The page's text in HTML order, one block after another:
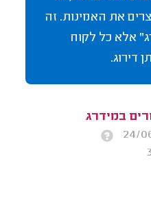
את האמינות. זה
אלא כל לקוח
דירוג.
במידרג